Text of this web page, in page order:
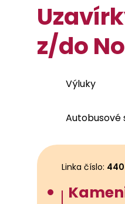
z/do
Výluky
Autobusové
Linka číslo: 440